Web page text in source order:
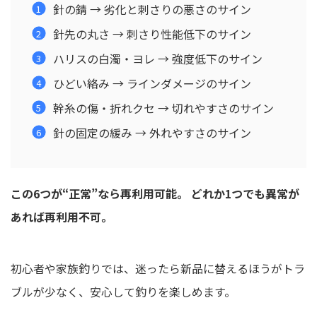
針の錆 → 劣化と刺さりの悪さのサイン
針先の丸さ → 刺さり性能低下のサイン
ハリスの白濁・ヨレ → 強度低下のサイン
ひどい絡み → ラインダメージのサイン
幹糸の傷・折れクセ → 切れやすさのサイン
針の固定の緩み → 外れやすさのサイン
この6つが“正常”なら再利用可能。
どれか1つでも異常が
あれば再利用不可。
初心者や家族釣りでは、迷ったら新品に替えるほうがトラ
ブルが少なく、安心して釣りを楽しめます。